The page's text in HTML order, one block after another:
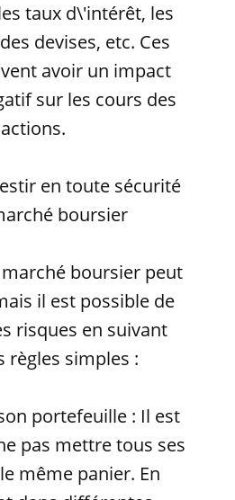
taux d\'intérêt, les
devises, etc. Ces
avoir un impact
sur les cours des
actions.
en toute sécurité
boursier
boursier peut
il est possible de
risques en suivant
règles simples :
portefeuille : Il est
pas mettre tous ses
même panier. En